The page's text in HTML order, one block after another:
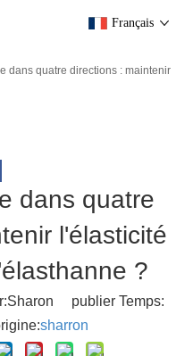
Français
dans quatre directions : maintenir
dans quatre
l'élasticité
?
publier Temps:
sharron